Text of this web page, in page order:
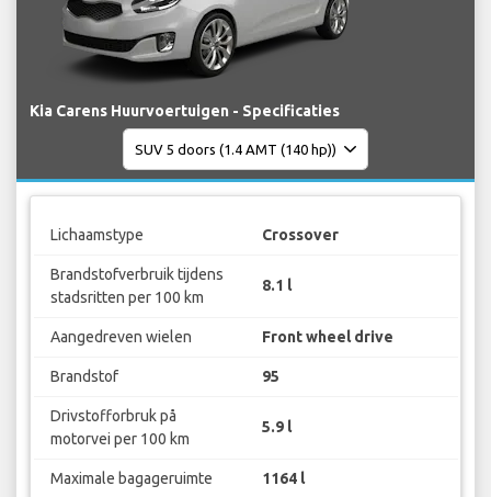
Kia Carens Huurvoertuigen - Specificaties
Lichaamstype Crossover
Brandstofverbruik tijdens
stadsritten per 100 km
8.1 l
Aangedreven wielen Front wheel drive
Brandstof 95
Drivstofforbruk på
motorvei per 100 km
5.9 l
Maximale bagageruimte 1164 l